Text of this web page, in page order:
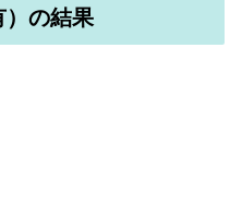
）の結果